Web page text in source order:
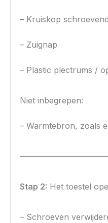
– Kruiskop
– Zuignap
– Plastic plectrums /
Niet inbegrepen:
– Warmtebron, zoals
Stap 2: Het toestel
– Schroeven